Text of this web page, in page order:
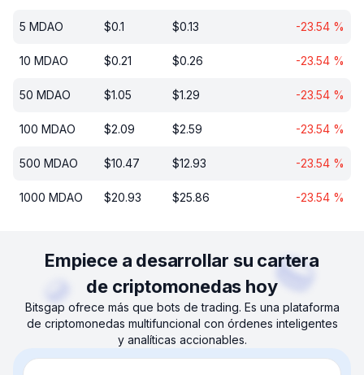
5 MDAO $0.1 $0.13 -23.54 %
10 MDAO $0.21 $0.26 -23.54 %
50 MDAO $1.05 $1.29 -23.54 %
100 MDAO $2.09 $2.59 -23.54 %
500 MDAO $10.47 $12.93 -23.54 %
1000 MDAO $20.93 $25.86 -23.54 %
Empiece a desarrollar su cartera
de criptomonedas hoy
Bitsgap ofrece más que bots de trading. Es una plataforma
de criptomonedas multifuncional con órdenes inteligentes
y analíticas accionables.